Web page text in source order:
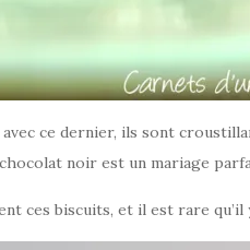
ce dernier, ils sont
noir est un mariage
ces biscuits, et il est rare qu’il